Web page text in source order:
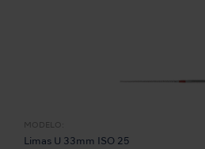
MODELO:
Limas U 33mm ISO 25